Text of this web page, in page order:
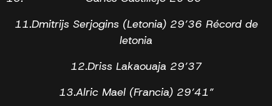
11.Dmitrijs Serjogins (Letonia) 29’36 Récord de
letonia
12.Driss Lakaouaja 29’37
13.Alric Mael (Francia) 29’41”